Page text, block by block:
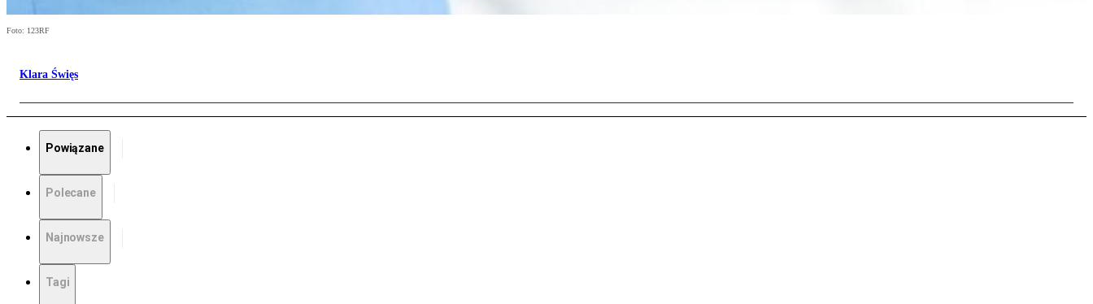
Foto: 123RF
Klara Święs
Powiązane
Polecane
Najnowsze
Tagi